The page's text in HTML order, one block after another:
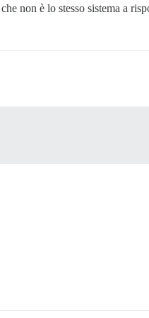
non è lo stesso sistema a